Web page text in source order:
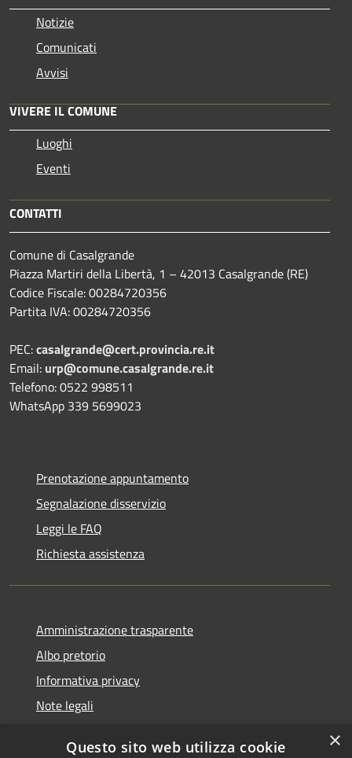
Notizie
Comunicati
Avvisi
VIVERE IL COMUNE
Luoghi
Eventi
CONTATTI
Comune di Casalgrande
Piazza Martiri della Libertà, 1 – 42013 Casalgrande (RE)
Codice Fiscale: 00284720356
Partita IVA: 00284720356
PEC:casalgrande@cert.provincia.re.it
Email: urp@comune.casalgrande.re.it
Telefono: 0522 998511
WhatsApp 339 5699023
Prenotazione appuntamento
Segnalazione disservizio
Leggi le FAQ
Richiesta assistenza
Amministrazione trasparente
Albo pretorio
Informativa privacy
Note legali
×
Questo sito web utilizza cookie